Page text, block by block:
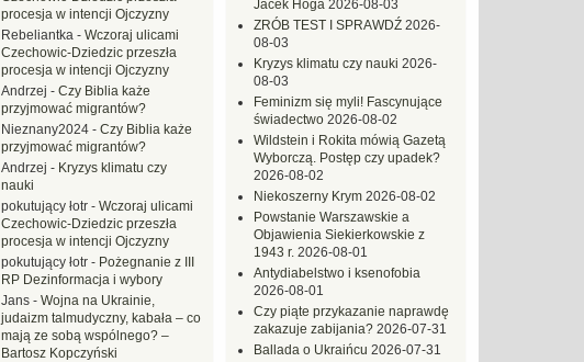
Jacek Hoga 2026-08-03
ZRÓB TEST I SPRAWDŹ 2026-
08-03
Kryzys klimatu czy nauki 2026-
08-03
Feminizm się myli! Fascynujące
świadectwo 2026-08-02
Wildstein i Rokita mówią Gazetą
Wyborczą. Postęp czy upadek?
2026-08-02
Niekoszerny Krym 2026-08-02
Powstanie Warszawskie a
Objawienia Siekierkowskie z
1943 r. 2026-08-01
Antydiabelstwo i ksenofobia
2026-08-01
Czy piąte przykazanie naprawdę
zakazuje zabijania? 2026-07-31
Ballada o Ukraińcu 2026-07-31
procesja w intencji Ojczyzny
Rebeliantka - Wczoraj ulicami
Czechowic-Dziedzic przeszła
procesja w intencji Ojczyzny
Andrzej - Czy Biblia każe
przyjmować migrantów?
Nieznany2024 - Czy Biblia każe
przyjmować migrantów?
Andrzej - Kryzys klimatu czy
nauki
pokutujący łotr - Wczoraj ulicami
Czechowic-Dziedzic przeszła
procesja w intencji Ojczyzny
pokutujący łotr - Pożegnanie z III
RP Dezinformacja i wybory
Jans - Wojna na Ukrainie,
judaizm talmudyczny, kabała – co
mają ze sobą wspólnego? –
Bartosz Kopczyński